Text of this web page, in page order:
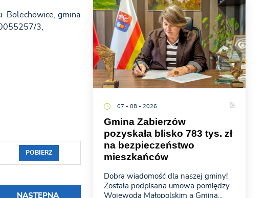
Bolechowice, gmina
3,
POBIERZ
NASTĘPNA
07 - 08 - 2026
Gmina Zabierzów
pozyskała blisko 783 tys. zł
na bezpieczeństwo
mieszkańców
Dobra wiadomość dla naszej gminy!
Została podpisana umowa pomiędzy
Wojewodą Małopolskim a Gminą...